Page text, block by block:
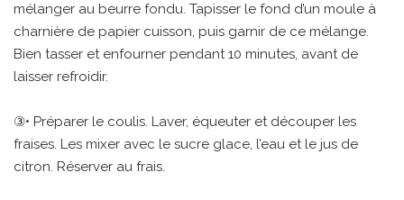
mélanger au beurre fondu. Tapisser le fond d’un moule à
charnière de papier cuisson, puis garnir de ce mélange.
Bien tasser et enfourner pendant 10 minutes, avant de
laisser refroidir.
③• Préparer le coulis. Laver, équeuter et découper les
fraises. Les mixer avec le sucre glace, l’eau et le jus de
citron. Réserver au frais.